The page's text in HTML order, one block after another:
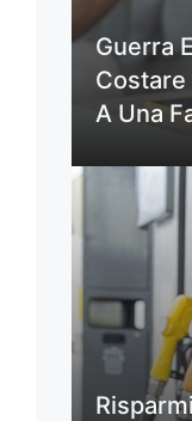
Guerra
Costare
A Una